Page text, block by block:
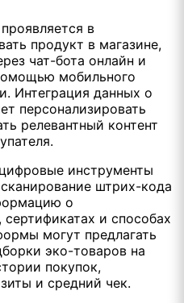
в
продукт в магазине,
чат-бота онлайн и
мобильного
Интеграция данных о
персонализировать
релевантный контент
инструменты
штрих-кода
о
и способах
могут предлагать
эко-товаров на
покупок,
и средний чек.